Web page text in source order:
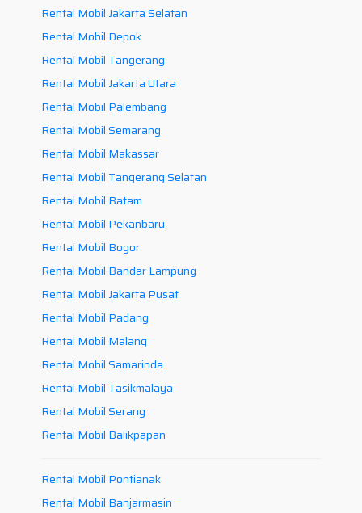
Rental Mobil Jakarta Selatan
Rental Mobil Depok
Rental Mobil Tangerang
Rental Mobil Jakarta Utara
Rental Mobil Palembang
Rental Mobil Semarang
Rental Mobil Makassar
Rental Mobil Tangerang Selatan
Rental Mobil Batam
Rental Mobil Pekanbaru
Rental Mobil Bogor
Rental Mobil Bandar Lampung
Rental Mobil Jakarta Pusat
Rental Mobil Padang
Rental Mobil Malang
Rental Mobil Samarinda
Rental Mobil Tasikmalaya
Rental Mobil Serang
Rental Mobil Balikpapan
Rental Mobil Pontianak
Rental Mobil Banjarmasin